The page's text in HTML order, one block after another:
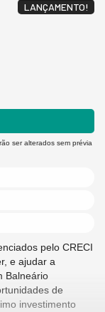
LANÇAMENTO!
ser alterados sem prévia
pelo CRECI
e ajudar a
Balneário
de
investimento